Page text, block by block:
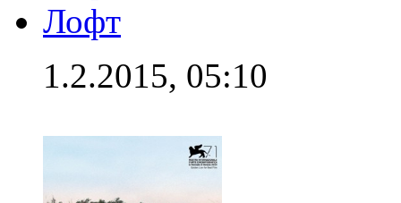
Лофт
1.2.2015, 05:10